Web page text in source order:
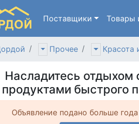
Поставщики Товары
Прочее Красота
Насладитесь отдыхом
продуктами быстрого
Объявление подано больше